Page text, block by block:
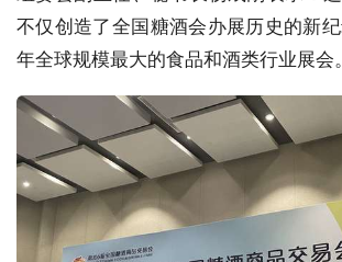
不仅创造了全国糖酒会办展历史的新
年全球规模最大的食品和酒类行业展会。